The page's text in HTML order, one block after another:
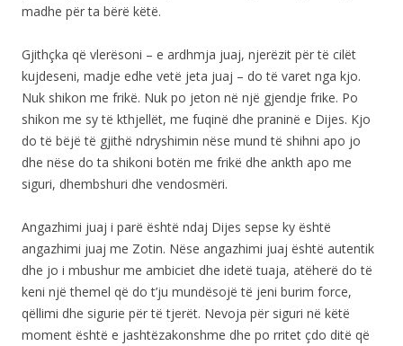
madhe për ta bërë këtë.
Gjithçka që vlerësoni – e ardhmja juaj, njerëzit për të cilët
kujdeseni, madje edhe vetë jeta juaj – do të varet nga kjo.
Nuk shikon me frikë. Nuk po jeton në një gjendje frike. Po
shikon me sy të kthjellët, me fuqinë dhe praninë e Dijes. Kjo
do të bëjë të gjithë ndryshimin nëse mund të shihni apo jo
dhe nëse do ta shikoni botën me frikë dhe ankth apo me
siguri, dhembshuri dhe vendosmëri.
Angazhimi juaj i parë është ndaj Dijes sepse ky është
angazhimi juaj me Zotin. Nëse angazhimi juaj është autentik
dhe jo i mbushur me ambiciet dhe idetë tuaja, atëherë do të
keni një themel që do t’ju mundësojë të jeni burim force,
qëllimi dhe sigurie për të tjerët. Nevoja për siguri në këtë
moment është e jashtëzakonshme dhe po rritet çdo ditë që